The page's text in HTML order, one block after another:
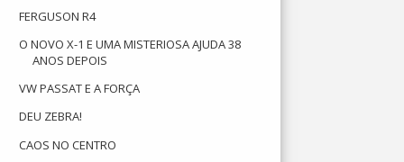
FERGUSON R4
O NOVO X-1 E UMA MISTERIOSA AJUDA 38
ANOS DEPOIS
VW PASSAT E A FORÇA
DEU ZEBRA!
CAOS NO CENTRO